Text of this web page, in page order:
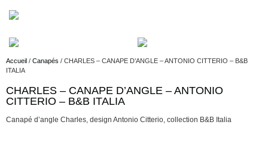
Accueil / Canapés / CHARLES – CANAPE D’ANGLE – ANTONIO CITTERIO – B&B
ITALIA
CHARLES – CANAPE D’ANGLE – ANTONIO
CITTERIO – B&B ITALIA
Canapé d’angle Charles, design Antonio Citterio, collection B&B Italia